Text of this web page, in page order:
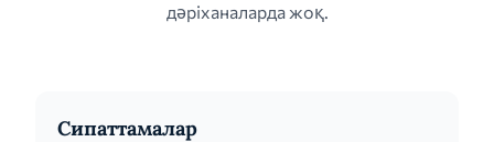
дәріханаларда жоқ.
Сипаттамалар